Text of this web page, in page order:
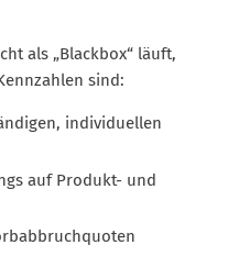
als „Blackbox“ läuft,
sind:
individuellen
auf Produkt- und